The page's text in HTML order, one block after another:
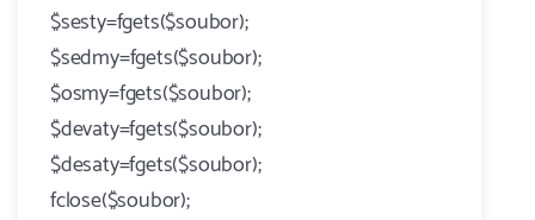
$sesty=fgets($soubor);
$sedmy=fgets($soubor);
$osmy=fgets($soubor);
$devaty=fgets($soubor);
$desaty=fgets($soubor);
fclose($soubor);